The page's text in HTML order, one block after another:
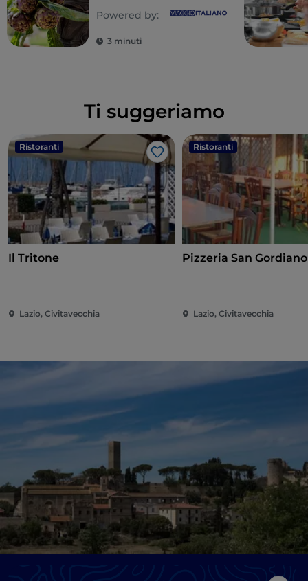
gastronomica
popolare, un’eterna
scoperta
Powered by:
3 minuti
Ti suggeriamo
Ristoranti
Like
Il Tritone
Lazio, Civitavecchia
Ristoranti
Pizzeria San Gordiano
Lazio, Civitavecchia